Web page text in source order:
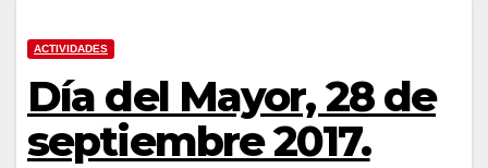
ACTIVIDADES
Día del Mayor, 28 de
septiembre 2017.